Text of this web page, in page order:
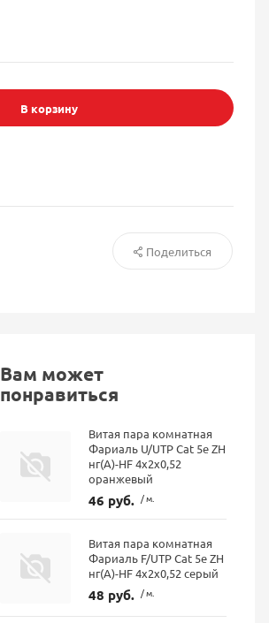
В корзину
Поделиться
Вам может
понравиться
Витая пара комнатная
Фариаль U/UTP Cat 5e ZH
нг(А)-HF 4x2x0,52
оранжевый
46 руб. / м.
Витая пара комнатная
Фариаль F/UTP Cat 5e ZH
нг(A)-HF 4х2х0,52 серый
48 руб. / м.